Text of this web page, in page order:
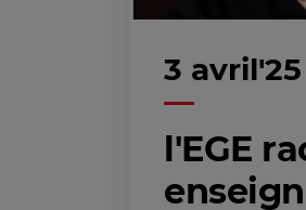
3 avril'25
l'EGE